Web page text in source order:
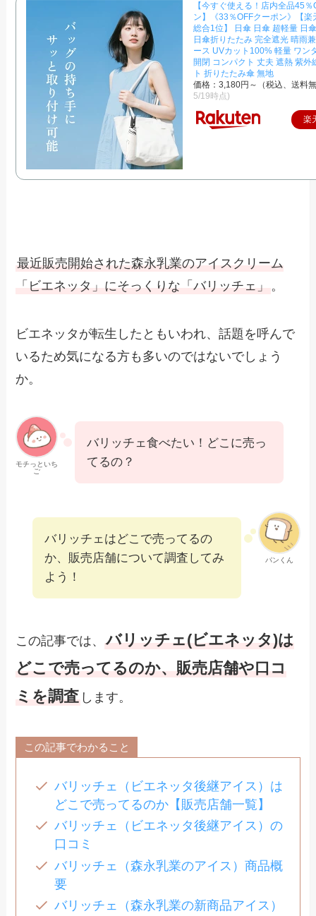
【今すぐ使える！店内全品45
ン】《33％OFFクーポン》【楽
総合1位】 日傘 日傘 超軽量 日
日傘折りたたみ 完全遮光 晴雨
ース UVカット100% 軽量 ワン
開閉 コンパクト 丈夫 遮熱 紫外
ト 折りたたみ傘 無地
価格：3,180円～（税込、送料
5/19時点)
楽
最近販売開始された森永乳業のアイスクリーム
「ビエネッタ」にそっくりな「バリッチェ」
。
ビエネッタが転生したともいわれ、話題を呼んで
いるため気になる方も多いのではないでしょう
か。
モチっといち
ご
バリッチェ食べたい！どこに売っ
てるの？
パンくん
バリッチェはどこで売ってるの
か、販売店舗について調査してみ
よう！
この記事では、 バリッチェ(ビエネッタ)は
どこで売ってるのか、販売店舗や口コ
ミを調査 します。
この記事でわかること
バリッチェ（ビエネッタ後継アイス）は
どこで売ってるのか【販売店舗一覧】
バリッチェ（ビエネッタ後継アイス）の
口コミ
バリッチェ（森永乳業のアイス）商品概
要
バリッチェ（森永乳業の新商品アイス）